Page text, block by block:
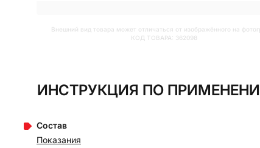
Внешний вид товара может отличаться от изображённого на
КОД ТОВАРА: 362098
ИНСТРУКЦИЯ ПО
Состав
Показания